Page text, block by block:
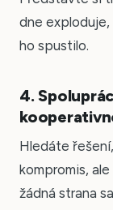
dne
ho spustilo.
4.
Hledáte
kompromis,
žádná strana